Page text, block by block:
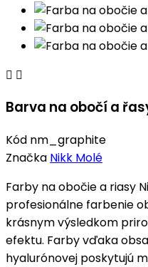
 
Barva na obočí a
Kód nm_graphite
Značka Nikk Molé
Farby na obočie a riasy
profesionálne farbenie
krásnym výsledkom
efektu. Farby vďaka
hyalurónovej poskytujú